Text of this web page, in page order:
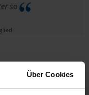
Über Cookies
so
Ihnen machen, habe